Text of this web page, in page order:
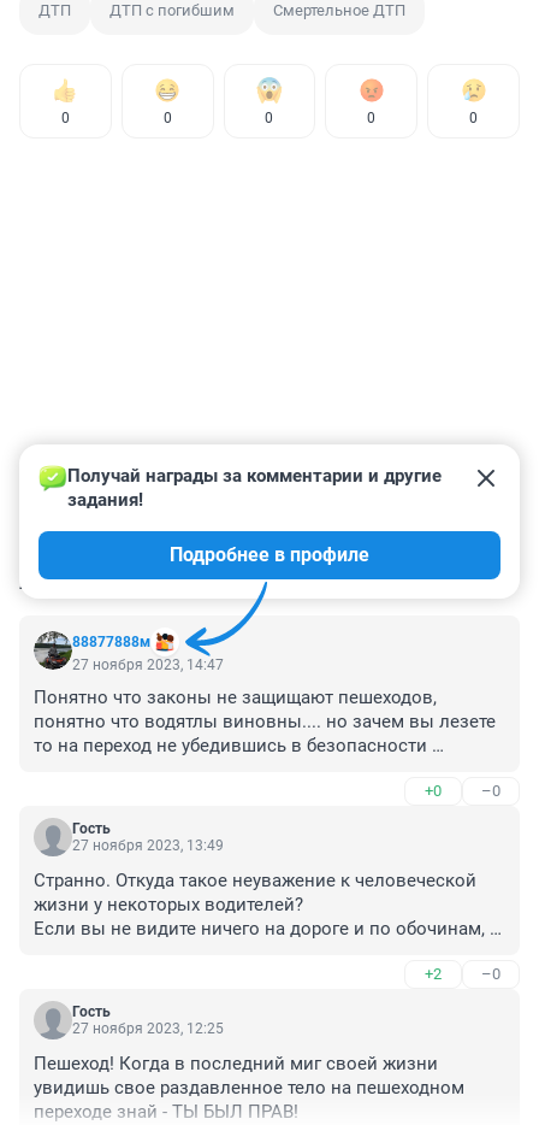
ДТП ДТП с погибшим Смертельное ДТП
0 0 0 0 0
КОММЕНТАРИИ 145
88877888м
Получай награды за комментарии и другие
задания!
Подробнее в профиле
27 ноября 2023, 14:47
Понятно что законы не защищают пешеходов,
понятно что водятлы виновны.... но зачем вы лезете
то на переход не убедившись в безопасности
+0 –0
Гость
27 ноября 2023, 13:49
Странно. Откуда такое неуважение к человеческой
жизни у некоторых водителей?
Если вы не видите ничего на дороге и по обочинам,
А ПДД предлагают в этом случае снизить скорость
движения до безопасной. Не пробовали?
+2 –0
Гость
27 ноября 2023, 12:25
Пешеход! Когда в последний миг своей жизни
увидишь свое раздавленное тело на пешеходном
переходе знай - ТЫ БЫЛ ПРАВ!